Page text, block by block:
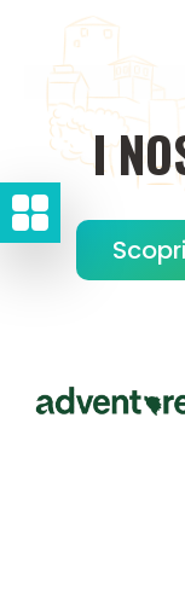
I